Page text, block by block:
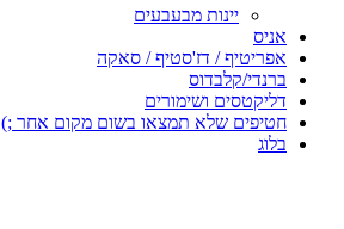
יינות מבעבעים
אניס
אפריטיף / דז'סטיף / סאקה
ברנדי/קלבדוס
דליקטסים ושימורים
חטיפים שלא תמצאו בשום מקום אחר ;)
בלוג